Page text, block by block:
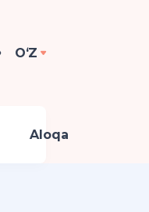
OʻZ
Aloqa